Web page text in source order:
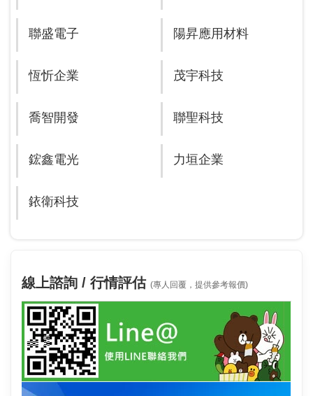
聯盛電子 陽昇應用材料
恆忻企業 茂宇科技
喬智開發 聯聖科技
鋐鑫電光 力垣企業
銥衛科技
線上諮詢 / 行情評估 (專人回覆，提供參考報價)